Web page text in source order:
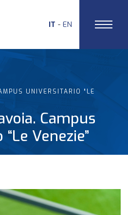
IT EN
UNIVERSITARIO “LE
Campus
Venezie”